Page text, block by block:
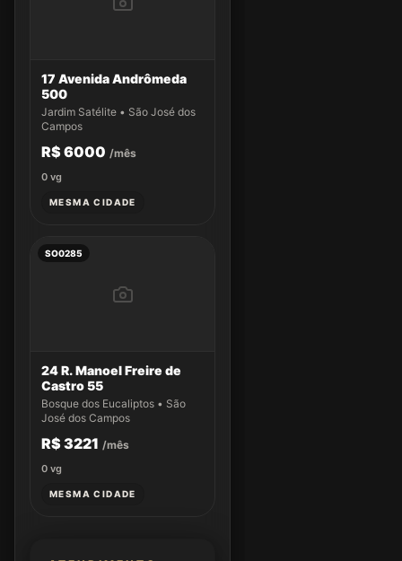
17 Avenida Andrômeda
500
Jardim Satélite • São José dos
Campos
R$ 6000 /mês
0 vg
MESMA CIDADE
SO0285
24 R. Manoel Freire de
Castro 55
Bosque dos Eucaliptos • São
José dos Campos
R$ 3221 /mês
0 vg
MESMA CIDADE